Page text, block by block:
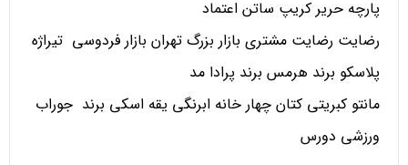
پارچه حریر کریپ ساتن اعتماد
رضایت رضایت مشتری بازار بزرگ تهران بازار فردوسی تیراژه
پلاسکو برند هرمس برند پرادا مد
مانتو کبریتی کتان چهار خانه ابرنگی یقه اسکی برند جوراب
ورزشی دورس